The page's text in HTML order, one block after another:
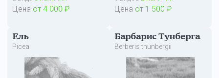
Цена от 4 000 ₽ Цена от 1 500 ₽
Ель
Picea
Барбарис Тунберга
Berberis thunbergii